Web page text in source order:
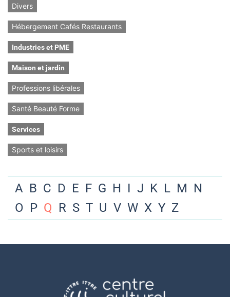
Divers
Hébergement Cafés Restaurants
Industries et PME
Maison et jardin
Professions libérales
Santé Beauté Forme
Services
Sports et loisirs
A B C D E F G H I J K L M N
O P Q R S T U V W X Y Z